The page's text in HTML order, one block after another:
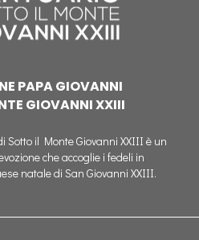
PAPA GIOVANNI
GIOVANNI XXIII
Sotto il Monte Giovanni XXIII è un
che accoglie i fedeli in
natale di San Giovanni XXIII.